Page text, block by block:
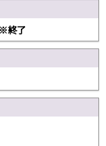
終了